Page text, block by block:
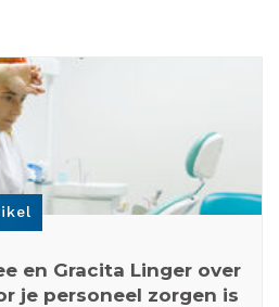
en Gracita Linger over
je personeel zorgen is